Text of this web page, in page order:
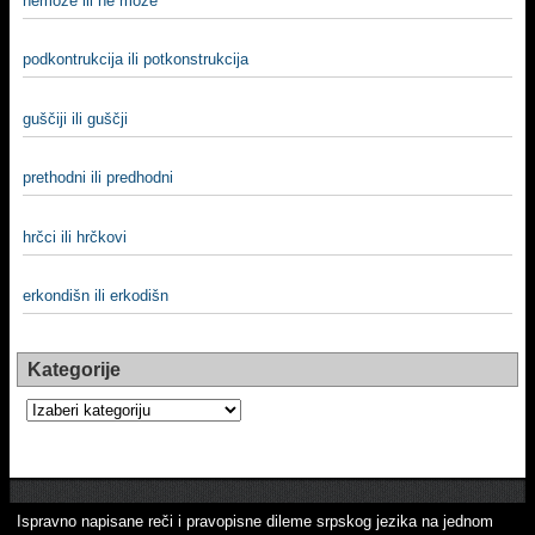
podkontrukcija ili potkonstrukcija
guščiji ili guščji
prethodni ili predhodni
hrčci ili hrčkovi
erkondišn ili erkodišn
Kategorije
Kategorije
Ispravno napisane reči i pravopisne dileme srpskog jezika na jednom